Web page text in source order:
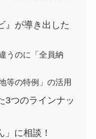
』が導き出した
うのに「全員納
等の特例」の活用
3つのラインナッ
に相談！